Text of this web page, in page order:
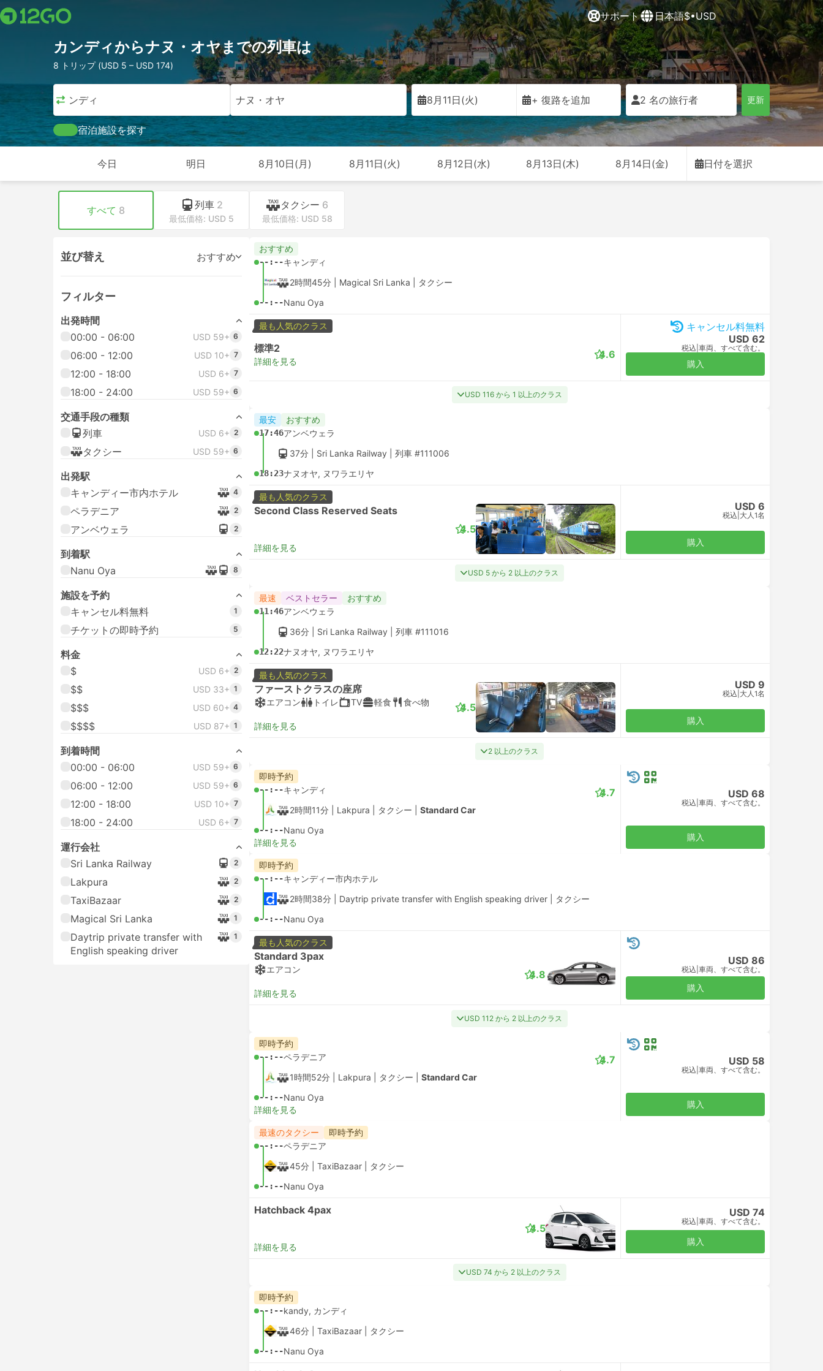
サポート 日本語$•USD
カンディからナヌ・オヤまでの列車は
8 トリップ (USD 5 – USD 174)
カンディ ナヌ・オヤ 8月11日(火) + 復路を追加 2 名の旅行者 更新
宿泊施設を探す
今日 明日 8月10日(月) 8月11日(火) 8月12日(水) 8月13日(木) 8月14日(金) 日付を選択
すべて 8 列車 2
最低価格: USD 5
タクシー 6
最低価格: USD 58
並び替え おすすめ
フィルター
出発時間
00:00 - 06:00
USD 59+ 6
06:00 - 12:00 USD 10+ 7
12:00 - 18:00 USD 6+ 7
18:00 - 24:00 USD 59+ 6
交通手段の種類
列車
USD 6+ 2
タクシー USD 59+ 6
出発駅
キャンディー市内ホテル
4
ペラデニア 2
アンベウェラ 2
到着駅
Nanu Oya
8
施設を予約
キャンセル料無料
1
チケットの即時予約 5
料金
$
USD 6+ 2
$$ USD 33+ 1
$$$ USD 60+ 4
$$$$ USD 87+ 1
到着時間
00:00 - 06:00
USD 59+ 6
06:00 - 12:00 USD 59+ 6
12:00 - 18:00 USD 10+ 7
18:00 - 24:00 USD 6+ 7
運行会社
Sri Lanka Railway
2
Lakpura 2
TaxiBazaar 2
Magical Sri Lanka 1
Daytrip private transfer with
English speaking driver
1
おすすめ
--:--キャンディ
2時間45分 | Magical Sri Lanka タクシー
--:--Nanu Oya
最も人気のクラス
標準2
詳細を見る
4.6
キャンセル料無料
USD 62
税込 車両、すべて含む。
購入
USD 116 から 1 以上のクラス
最安 おすすめ
17:46アンベウェラ
37分 | Sri Lanka Railway 列車 #111006
18:23ナヌオヤ, ヌワラエリヤ
最も人気のクラス
Second Class Reserved Seats
詳細を見る
4.5
USD 6
税込 大人1名
購入
USD 5 から 2 以上のクラス
最速 ベストセラー おすすめ
11:46アンベウェラ
36分 | Sri Lanka Railway 列車 #111016
12:22ナヌオヤ, ヌワラエリヤ
最も人気のクラス
ファーストクラスの座席
エアコン トイレ TV 軽食 食べ物
詳細を見る
4.5
USD 9
税込 大人1名
購入
2 以上のクラス
即時予約
--:--キャンディ
2時間11分 | Lakpura タクシー Standard Car
--:--Nanu Oya
4.7
詳細を見る
USD 68
税込 車両、すべて含む。
購入
即時予約
--:--キャンディー市内ホテル
2時間38分 | Daytrip private transfer with English speaking driver タクシー
--:--Nanu Oya
最も人気のクラス
Standard 3pax
エアコン
詳細を見る
4.8
USD 86
税込 車両、すべて含む。
購入
USD 112 から 2 以上のクラス
即時予約
--:--ペラデニア
1時間52分 | Lakpura タクシー Standard Car
--:--Nanu Oya
4.7
詳細を見る
USD 58
税込 車両、すべて含む。
購入
最速のタクシー 即時予約
--:--ペラデニア
45分 | TaxiBazaar タクシー
--:--Nanu Oya
Hatchback 4pax
詳細を見る
4.5
USD 74
税込 車両、すべて含む。
購入
USD 74 から 2 以上のクラス
即時予約
--:--kandy, カンディ
46分 | TaxiBazaar タクシー
--:--Nanu Oya